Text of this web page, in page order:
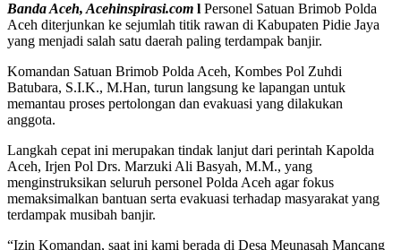
Banda Aceh, Acehinspirasi.com l Personel Satuan Brimob Polda
Aceh diterjunkan ke sejumlah titik rawan di Kabupaten Pidie Jaya
yang menjadi salah satu daerah paling terdampak banjir.
Komandan Satuan Brimob Polda Aceh, Kombes Pol Zuhdi
Batubara, S.I.K., M.Han, turun langsung ke lapangan untuk
memantau proses pertolongan dan evakuasi yang dilakukan
anggota.
Langkah cepat ini merupakan tindak lanjut dari perintah Kapolda
Aceh, Irjen Pol Drs. Marzuki Ali Basyah, M.M., yang
menginstruksikan seluruh personel Polda Aceh agar fokus
memaksimalkan bantuan serta evakuasi terhadap masyarakat yang
terdampak musibah banjir.
“Izin Komandan, saat ini kami berada di Desa Meunasah Mancang